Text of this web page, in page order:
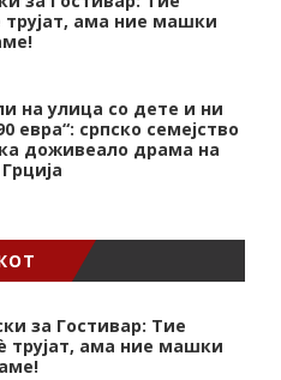
трујат, ама ние машки
на улица со дете и ни
евра“: српско семејство
доживеало драма на
за Гостивар: Тие
трујат, ама ние машки